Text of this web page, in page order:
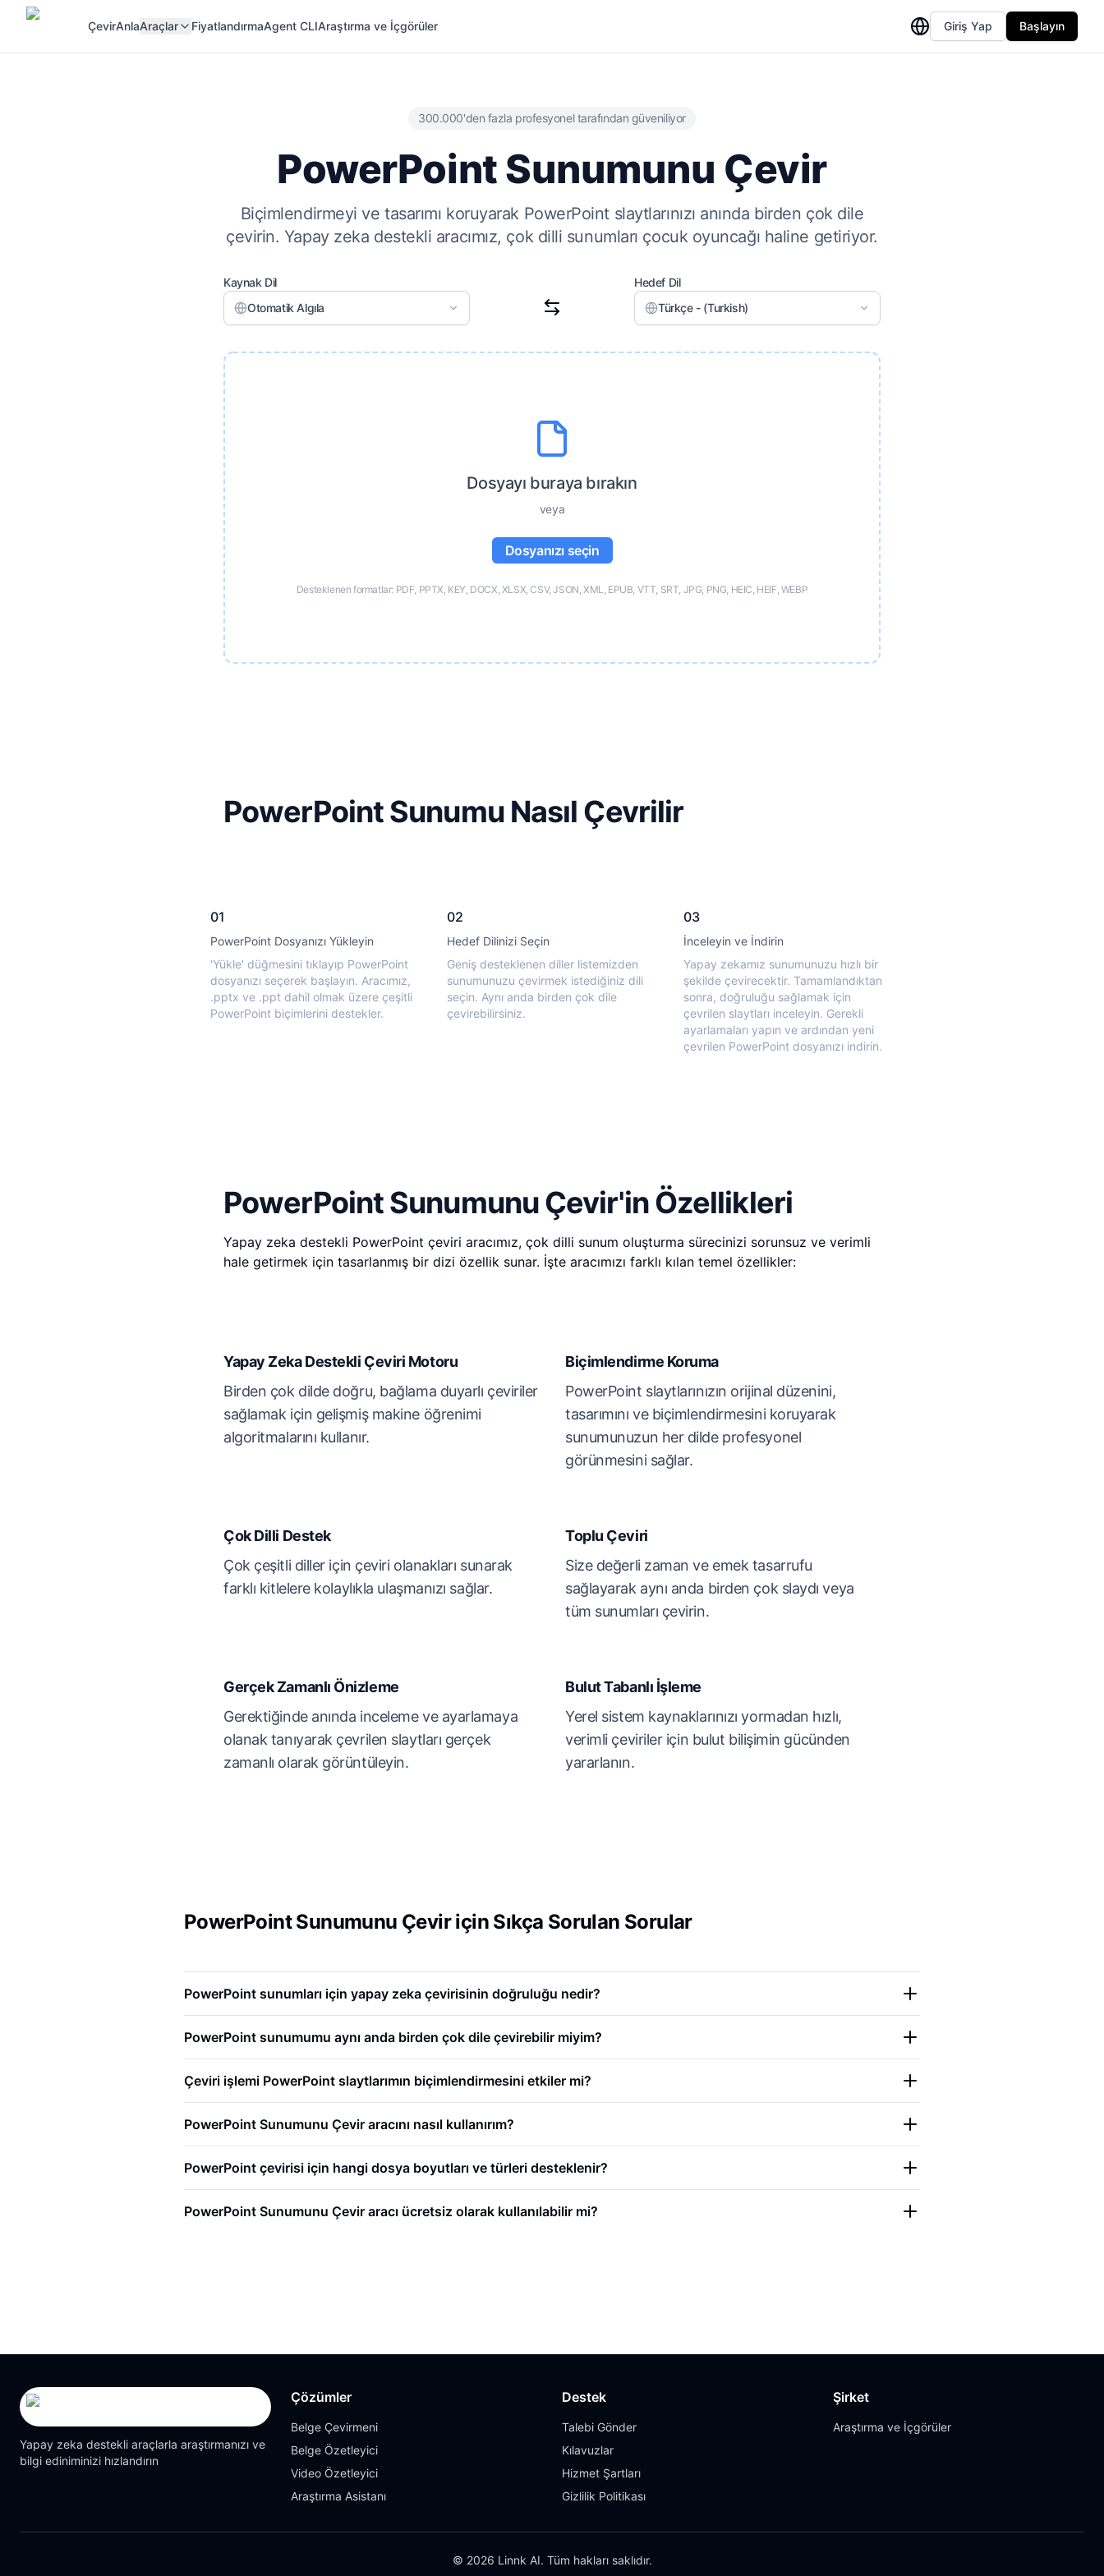
ÇevirAnlaAraçlar FiyatlandırmaAgent CLIAraştırma ve İçgörüler Giriş Yap Başlayın
300.000'den fazla profesyonel tarafından güveniliyor
PowerPoint Sunumunu Çevir
Biçimlendirmeyi ve tasarımı koruyarak PowerPoint slaytlarınızı anında birden çok dile
çevirin. Yapay zeka destekli aracımız, çok dilli sunumları çocuk oyuncağı haline getiriyor.
Kaynak Dil
Otomatik Algıla
Hedef Dil
Türkçe - (Turkish)
Dosyayı buraya bırakın
veya
Dosyanızı seçin
Desteklenen formatlar: PDF, PPTX, KEY, DOCX, XLSX, CSV, JSON, XML, EPUB, VTT, SRT, JPG, PNG, HEIC, HEIF, WEBP
PowerPoint Sunumu Nasıl Çevrilir
01
PowerPoint Dosyanızı Yükleyin
'Yükle' düğmesini tıklayıp PowerPoint
dosyanızı seçerek başlayın. Aracımız,
.pptx ve .ppt dahil olmak üzere çeşitli
PowerPoint biçimlerini destekler.
02
Hedef Dilinizi Seçin
Geniş desteklenen diller listemizden
sunumunuzu çevirmek istediğiniz dili
seçin. Aynı anda birden çok dile
çevirebilirsiniz.
03
İnceleyin ve İndirin
Yapay zekamız sunumunuzu hızlı bir
şekilde çevirecektir. Tamamlandıktan
sonra, doğruluğu sağlamak için
çevrilen slaytları inceleyin. Gerekli
ayarlamaları yapın ve ardından yeni
çevrilen PowerPoint dosyanızı indirin.
PowerPoint Sunumunu Çevir'in Özellikleri
Yapay zeka destekli PowerPoint çeviri aracımız, çok dilli sunum oluşturma sürecinizi sorunsuz ve verimli
hale getirmek için tasarlanmış bir dizi özellik sunar. İşte aracımızı farklı kılan temel özellikler:
Yapay Zeka Destekli Çeviri Motoru
Birden çok dilde doğru, bağlama duyarlı çeviriler
sağlamak için gelişmiş makine öğrenimi
algoritmalarını kullanır.
Biçimlendirme Koruma
PowerPoint slaytlarınızın orijinal düzenini,
tasarımını ve biçimlendirmesini koruyarak
sunumunuzun her dilde profesyonel
görünmesini sağlar.
Çok Dilli Destek
Çok çeşitli diller için çeviri olanakları sunarak
farklı kitlelere kolaylıkla ulaşmanızı sağlar.
Toplu Çeviri
Size değerli zaman ve emek tasarrufu
sağlayarak aynı anda birden çok slaydı veya
tüm sunumları çevirin.
Gerçek Zamanlı Önizleme
Gerektiğinde anında inceleme ve ayarlamaya
olanak tanıyarak çevrilen slaytları gerçek
zamanlı olarak görüntüleyin.
Bulut Tabanlı İşleme
Yerel sistem kaynaklarınızı yormadan hızlı,
verimli çeviriler için bulut bilişimin gücünden
yararlanın.
PowerPoint Sunumunu Çevir için Sıkça Sorulan Sorular
PowerPoint sunumları için yapay zeka çevirisinin doğruluğu nedir?
PowerPoint sunumumu aynı anda birden çok dile çevirebilir miyim?
Çeviri işlemi PowerPoint slaytlarımın biçimlendirmesini etkiler mi?
PowerPoint Sunumunu Çevir aracını nasıl kullanırım?
PowerPoint çevirisi için hangi dosya boyutları ve türleri desteklenir?
PowerPoint Sunumunu Çevir aracı ücretsiz olarak kullanılabilir mi?
Yapay zeka destekli araçlarla araştırmanızı ve
bilgi ediniminizi hızlandırın
Çözümler
Belge Çevirmeni
Belge Özetleyici
Video Özetleyici
Araştırma Asistanı
Destek
Talebi Gönder
Kılavuzlar
Hizmet Şartları
Gizlilik Politikası
Şirket
Araştırma ve İçgörüler
© 2026 Linnk AI. Tüm hakları saklıdır.